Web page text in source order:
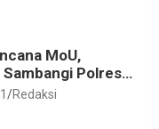
MoU,
Polres
Redaksi